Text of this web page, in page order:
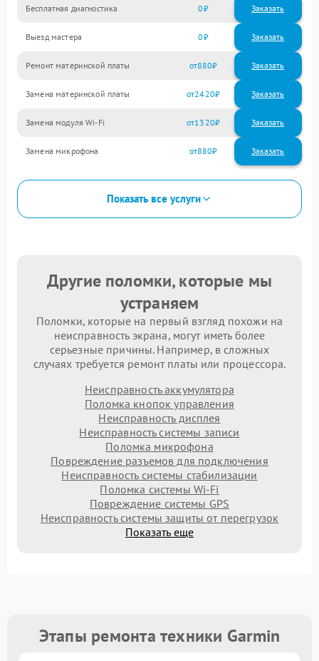
Бесплатная диагностика 0 Заказать
Выезд мастера 0 Заказать
Ремонт материнской платы 880
Замена материнской платы 2420
Замена модуля Wi-Fi 1320
Замена микрофона 880
Показать все услуги
Другие поломки, которые мы
устраняем
Поломки, которые на первый взгляд похожи на
неисправность экрана, могут иметь более
серьезные причины. Например, в сложных
случаях требуется ремонт платы или процессора.
Неисправность аккумулятора
Поломка кнопок управления
Неисправность дисплея
Неисправность системы записи
Поломка микрофона
Повреждение разъемов для подключения
Неисправность системы стабилизации
Поломка системы Wi-Fi
Повреждение системы GPS
Неисправность системы защиты от перегрузок
Показать еще
Этапы ремонта техники Garmin